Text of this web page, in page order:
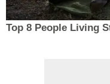
Top 8 People Living